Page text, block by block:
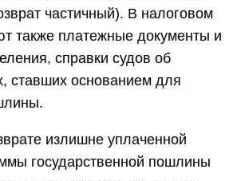
частичный). В налоговом
также платежные документы и
справки судов об
ставших основанием для
излишне уплаченной
государственной пошлины